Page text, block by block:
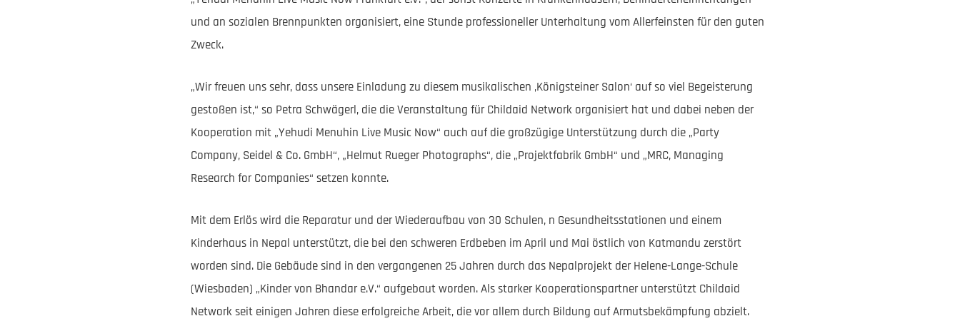
und an sozialen Brennpunkten organisiert, eine Stunde professioneller Unterhaltung vom Allerfeinsten für den guten
Zweck.
„Wir freuen uns sehr, dass unsere Einladung zu diesem musikalischen ‚Königsteiner Salon‘ auf so viel Begeisterung
gestoßen ist,“ so Petra Schwägerl, die die Veranstaltung für Childaid Network organisiert hat und dabei neben der
Kooperation mit „Yehudi Menuhin Live Music Now“ auch auf die großzügige Unterstützung durch die „Party
Company, Seidel & Co. GmbH“, „Helmut Rueger Photographs“, die „Projektfabrik GmbH“ und „MRC, Managing
Research for Companies“ setzen konnte.
Mit dem Erlös wird die Reparatur und der Wiederaufbau von 30 Schulen, n Gesundheitsstationen und einem
Kinderhaus in Nepal unterstützt, die bei den schweren Erdbeben im April und Mai östlich von Katmandu zerstört
worden sind. Die Gebäude sind in den vergangenen 25 Jahren durch das Nepalprojekt der Helene-Lange-Schule
(Wiesbaden) „Kinder von Bhandar e.V.“ aufgebaut worden. Als starker Kooperationspartner unterstützt Childaid
Network seit einigen Jahren diese erfolgreiche Arbeit, die vor allem durch Bildung auf Armutsbekämpfung abzielt.